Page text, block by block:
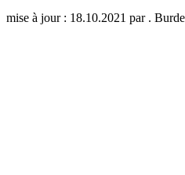
mise à jour : 18.10.2021 par .